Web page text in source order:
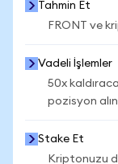
Tahmin Et
FRONT ve
Vadeli İşlemler
50x
pozisyon
Stake Et
Kriptonuzu